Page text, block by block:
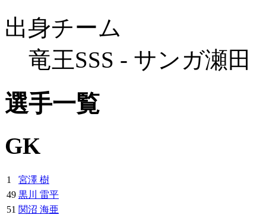
出身チーム
竜王SSS - サンガ瀬田
選手一覧
GK
1
宮澤 樹
49 黒川 雷平
51 関沼 海亜